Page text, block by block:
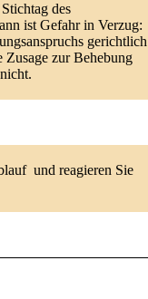
des
ist Gefahr in Verzug:
gerichtlich
zur Behebung
und reagieren Sie